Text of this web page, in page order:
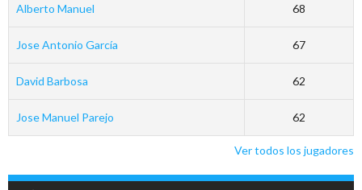
Alberto Manuel 68
Jose Antonio García 67
David Barbosa 62
Jose Manuel Parejo 62
Ver todos los jugadores